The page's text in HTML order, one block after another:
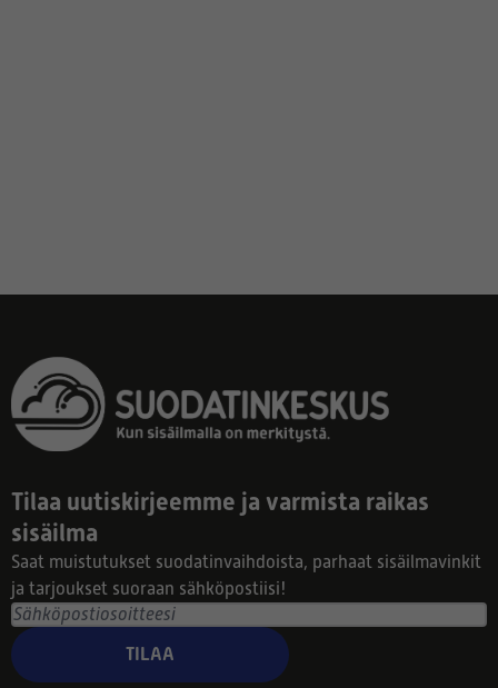
Tilaa uutiskirjeemme ja varmista raikas
sisäilma
Saat muistutukset suodatinvaihdoista, parhaat sisäilmavinkit
ja tarjoukset suoraan sähköpostiisi!
TILAA